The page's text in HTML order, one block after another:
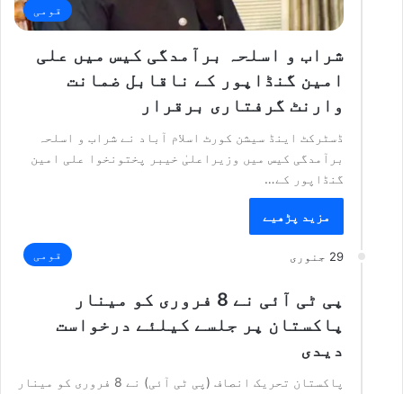
قومی
شراب و اسلحہ برآمدگی کیس میں علی
امین گنڈاپور کے ناقابل ضمانت
وارنٹ گرفتاری برقرار
ڈسٹرکٹ اینڈ سیشن کورٹ اسلام آباد نے شراب و اسلحہ
برآمدگی کیس میں وزیراعلیٰ خیبر پختونخوا علی امین
گنڈاپور کے…
مزید پڑھیے
29 جنوری قومی
پی ٹی آئی نے 8 فروری کو مینار
پاکستان پر جلسے کیلئے درخواست
دیدی
پاکستان تحریک انصاف (پی ٹی آئی) نے 8 فروری کو مینار